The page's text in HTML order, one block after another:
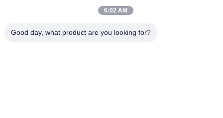
6:02 AM
Good day, what product are you looking for?